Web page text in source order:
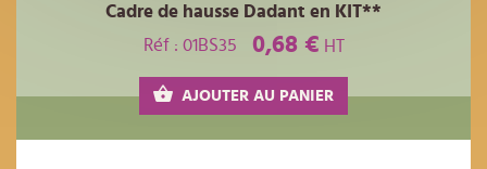
Cadre de hausse Dadant en KIT**
Réf : 01BS35
0,68 € HT
AJOUTER AU PANIER